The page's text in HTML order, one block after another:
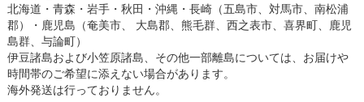
北海道・青森・岩手・秋田・沖縄・長崎（五島市、対馬市、南松浦
郡）・鹿児島（奄美市、 大島郡、熊毛群、西之表市、喜界町、鹿児
島群、与論町）
伊豆諸島および小笠原諸島、その他一部離島については、お届けや
時間帯のご希望に添えない場合があります。
海外発送は行っておりません。